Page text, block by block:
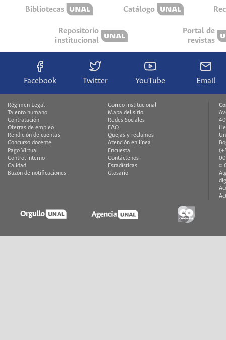
Bibliotecas Catálogo
Repositorio
institucional
Portal de
revistas
Facebook Twitter YouTube Email
Régimen Legal
Talento humano
Contratación
Ofertas de empleo
Rendición de cuentas
Concurso docente
Pago Virtual
Control interno
Calidad
Buzón de notificaciones
Correo institucional
Mapa del sitio
Redes Sociales
FAQ
Quejas y reclamos
Atención en línea
Encuesta
Contáctenos
Estadísticas
Glosario
©